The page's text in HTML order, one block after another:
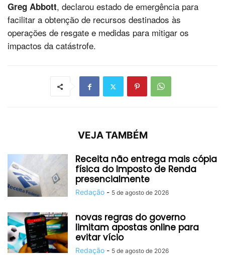
Greg Abbott, declarou estado de emergência para
facilitar a obtenção de recursos destinados às
operações de resgate e medidas para mitigar os
impactos da catástrofe.
VEJA TAMBÉM
Receita não entrega mais cópia
física do Imposto de Renda
presencialmente
Redação - 5 de agosto de 2026
novas regras do governo
limitam apostas online para
evitar vício
Redação - 5 de agosto de 2026